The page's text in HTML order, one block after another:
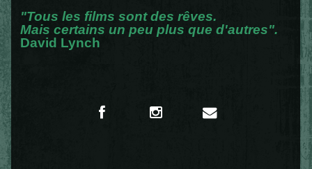
"Tous les films sont des rêves.
Mais certains un peu plus que d'autres".
David Lynch